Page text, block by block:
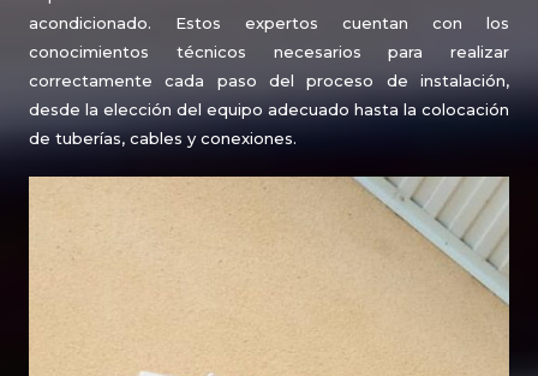
acondicionado. Estos expertos cuentan con los
conocimientos técnicos necesarios para realizar
correctamente cada paso del proceso de instalación,
desde la elección del equipo adecuado hasta la colocación
de tuberías, cables y conexiones.